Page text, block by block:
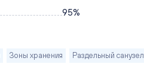
95%
Зоны хранения Раздельный санузел